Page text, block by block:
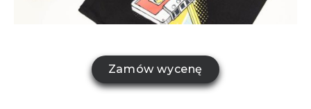
Zamów wycenę